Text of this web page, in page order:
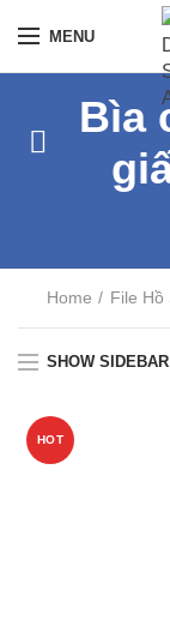
MENU
Bìa
Home File Hồ
SHOW SIDEBAR
HOT